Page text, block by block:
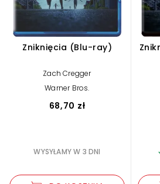
Zniknięcia (Blu-ray)
Zach Cregger
Warner Bros.
68,70 zł
WYSYŁAMY W 3 DNI